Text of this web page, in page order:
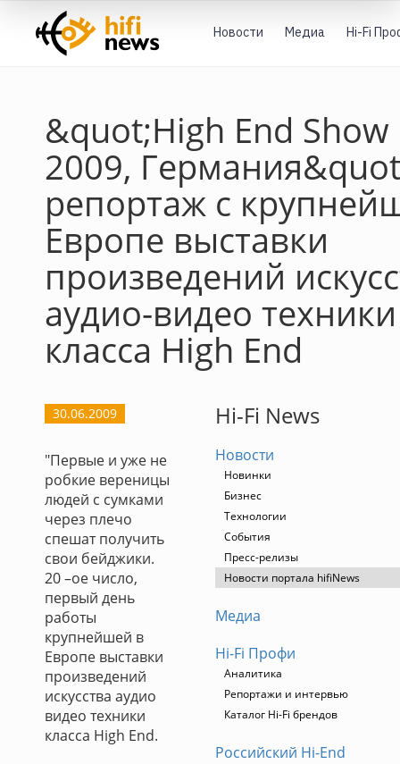
Новости Медиа Hi-Fi
&quot;High End Show
2009,
репортаж с
Европе выставки
произведений
аудио-видео техники
класса High End
30.06.2009
"Первые и уже не
робкие вереницы
людей с сумками
через плечо
спешат получить
свои бейджики.
20 –ое число,
первый день
работы
крупнейшей в
Европе выставки
произведений
искусства аудио
видео техники
класса High End.
Hi-Fi News
Новости
Новинки
Бизнес
Технологии
События
Пресс-релизы
Новости портала hifiNews
Медиа
Hi-Fi Профи
Аналитика
Репортажи и интервью
Каталог Hi-Fi брендов
Российский Hi-End